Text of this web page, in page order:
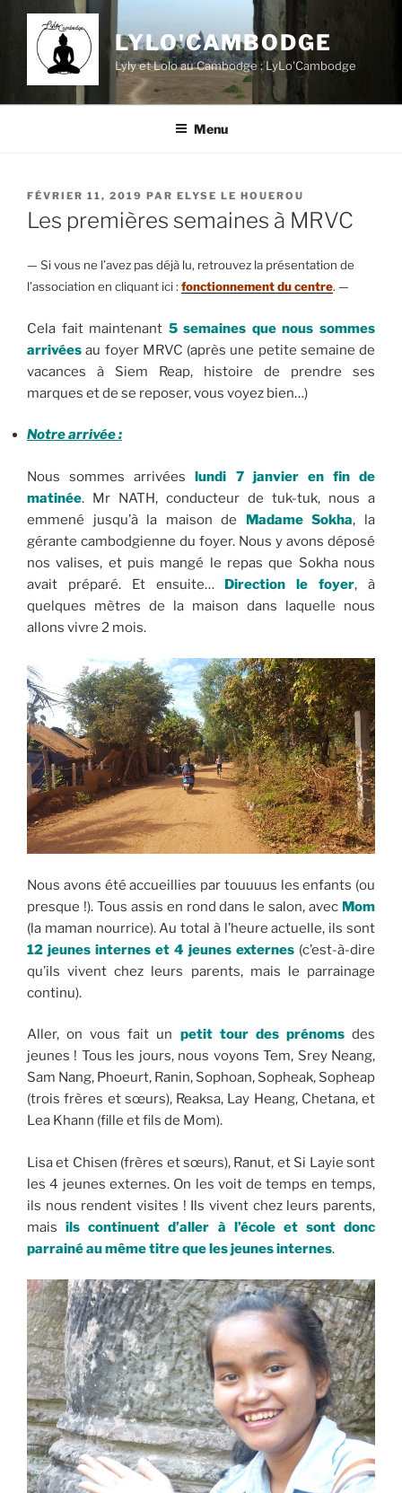
Aller
contenu
principal
LYLO'CAMBODGE
Lyly et Lolo au Cambodge : LyLo'Cambodge
Menu
PUBLIÉ
LE
FÉVRIER 11, 2019 PAR ELYSE LE HOUEROU
Les premières semaines à MRVC
— Si vous ne l’avez pas déjà lu, retrouvez la présentation de
l’association en cliquant ici : fonctionnement du centre. —
Cela fait maintenant 5 semaines que nous sommes
arrivées au foyer MRVC (après une petite semaine de
vacances à Siem Reap, histoire de prendre ses
marques et de se reposer, vous voyez bien…)
Notre arrivée :
Nous sommes arrivéeslundi 7 janvier en fin de
matinée. Mr NATH, conducteur de tuk-tuk, nous a
emmené jusqu’à la maison de Madame Sokha, la
gérante cambodgienne du foyer. Nous y avons déposé
nos valises, et puis mangé le repas que Sokha nous
avait préparé. Et ensuite… Direction le foyer, à
quelques mètres de la maison dans laquelle nous
allons vivre 2 mois.
Nous avons été accueillies par touuuus les enfants (ou
presque !). Tous assis en rond dans le salon, avec Mom
(la maman nourrice). Au total à l’heure actuelle, ils sont
12 jeunes internes et 4 jeunes externes (c’est-à-dire
qu’ils vivent chez leurs parents, mais le parrainage
continu).
Aller, on vous fait un petit tour des prénoms des
jeunes ! Tous les jours, nous voyons Tem, Srey Neang,
Sam Nang, Phoeurt, Ranin, Sophoan, Sopheak, Sopheap
(trois frères et sœurs), Reaksa, Lay Heang, Chetana, et
Lea Khann (fille et fils de Mom).
Lisa et Chisen (frères et sœurs), Ranut, et Si Layie sont
les 4 jeunes externes. On les voit de temps en temps,
ils nous rendent visites ! Ils vivent chez leurs parents,
maisils continuent d’aller à l’école et sont donc
parrainé au même titre que les jeunes internes.